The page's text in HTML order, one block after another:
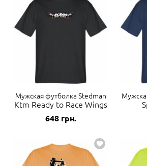
Мужская футболка Stedman
Ktm Ready to Race Wings
648 грн.